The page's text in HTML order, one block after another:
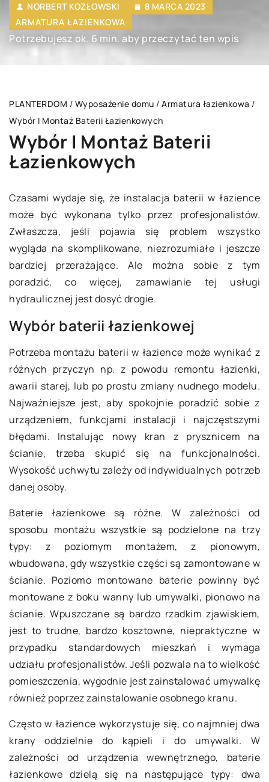
NORBERT KOZŁOWSKI
8 MARCA 2023
ARMATURA ŁAZIENKOWA
Potrzebujesz ok. 6 min. aby przeczytać ten wpis
PLANTERDOM / Wyposażenie domu / Armatura łazienkowa /
Wybór I Montaż Baterii Łazienkowych
Wybór I Montaż Baterii
Łazienkowych
Czasami wydaje się, że instalacja baterii w łazience
może być wykonana tylko przez profesjonalistów.
Zwłaszcza, jeśli pojawia się problem wszystko
wygląda na skomplikowane, niezrozumiałe i jeszcze
bardziej przerażające. Ale można sobie z tym
poradzić, co więcej, zamawianie tej usługi
hydraulicznej jest dosyć drogie.
Wybór baterii łazienkowej
Potrzeba montażu baterii w łazience może wynikać z
różnych przyczyn np. z powodu remontu łazienki,
awarii starej, lub po prostu zmiany nudnego modelu.
Najważniejsze jest, aby spokojnie poradzić sobie z
urządzeniem, funkcjami instalacji i najczęstszymi
błędami. Instalując nowy kran z prysznicem na
ścianie, trzeba skupić się na funkcjonalności.
Wysokość uchwytu zależy od indywidualnych potrzeb
danej osoby.
Baterie łazienkowe są różne. W zależności od
sposobu montażu wszystkie są podzielone na trzy
typy: z poziomym montażem, z pionowym,
wbudowana, gdy wszystkie części są zamontowane w
ścianie. Poziomo montowane baterie powinny być
montowane z boku wanny lub umywalki, pionowo na
ścianie. Wpuszczane są bardzo rzadkim zjawiskiem,
jest to trudne, bardzo kosztowne, niepraktyczne w
przypadku standardowych mieszkań i wymaga
udziału profesjonalistów. Jeśli pozwala na to wielkość
pomieszczenia, wygodnie jest zainstalować umywalkę
również poprzez zainstalowanie osobnego kranu.
Często w łazience wykorzystuje się, co najmniej dwa
krany oddzielnie do kąpieli i do umywalki. W
zależności od urządzenia wewnętrznego, baterie
łazienkowe dzielą się na następujące typy: dwa